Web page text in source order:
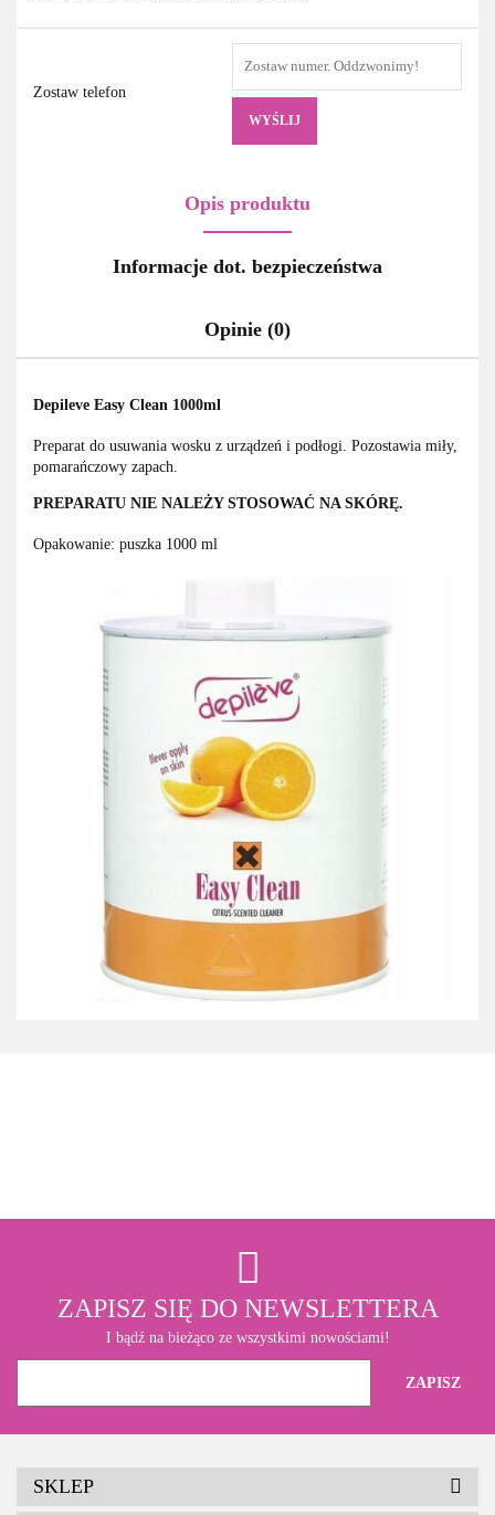
Zostaw telefon
WYŚLIJ
Opis produktu
Informacje dot. bezpieczeństwa
Opinie (0)
Depileve Easy Clean 1000ml
Preparat do usuwania wosku z urządzeń i podłogi. Pozostawia miły,
pomarańczowy zapach.
PREPARATU NIE NALEŻY STOSOWAĆ NA SKÓRĘ.
Opakowanie: puszka 1000 ml
ZAPISZ SIĘ DO NEWSLETTERA
I bądź na bieżąco ze wszystkimi nowościami!
SKLEP